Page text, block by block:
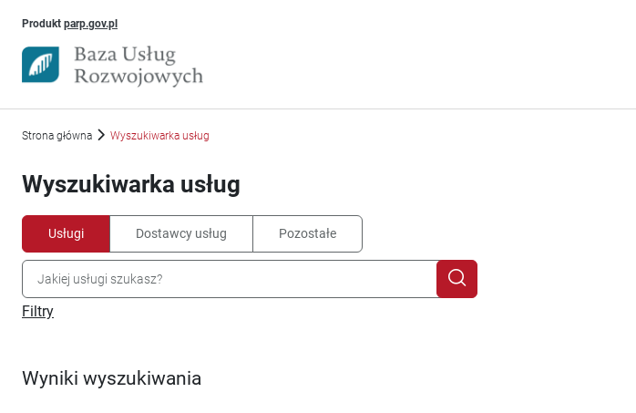
Produkt parp.gov.plUwaga, link otworzy się w nowym oknie
Strona główna Wyszukiwarka usług
Wyszukiwarka usług
Usługi Dostawcy usług Pozostałe
Filtry
Wyniki wyszukiwania